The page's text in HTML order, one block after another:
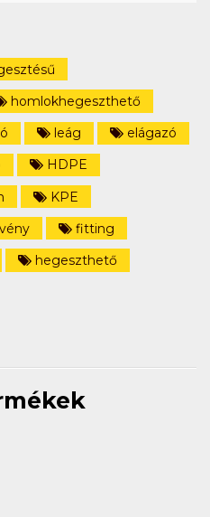
homlokhegeszthető
leág
elágazó
HDPE
KPE
fitting
hegeszthető